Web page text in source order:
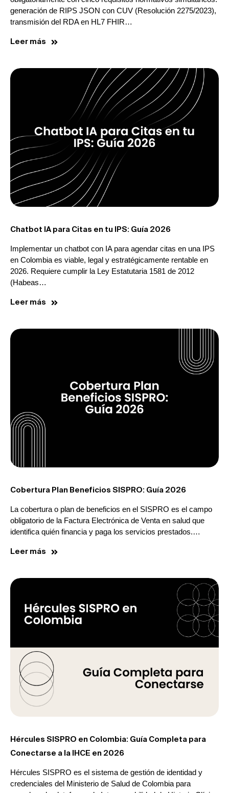
generación de RIPS JSON con CUV (Resolución 2275/2023),
transmisión del RDA en HL7 FHIR…
Leer más
Chatbot IA para Citas en tu IPS: Guía 2026
Implementar un chatbot con IA para agendar citas en una IPS
en Colombia es viable, legal y estratégicamente rentable en
2026. Requiere cumplir la Ley Estatutaria 1581 de 2012
(Habeas…
Leer más
Cobertura Plan Beneficios SISPRO: Guía 2026
La cobertura o plan de beneficios en el SISPRO es el campo
obligatorio de la Factura Electrónica de Venta en salud que
identifica quién financia y paga los servicios prestados.…
Leer más
Hércules SISPRO en Colombia: Guía Completa para
Conectarse a la IHCE en 2026
Hércules SISPRO es el sistema de gestión de identidad y
credenciales del Ministerio de Salud de Colombia para